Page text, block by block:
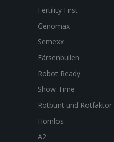
Fertility First
Genomax
Semexx
Färsenbullen
Robot Ready
Show Time
Rotbunt und Rotfaktor
Hornlos
A2